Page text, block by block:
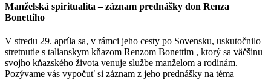
24.3.
16:30
+ Ján Floriš (1. výr.), Jozef, Viktória a Ľudovít
Vzhľadom nato, že Veľký Piatok v tomto roku je zároveň aj prvým
piatkom v mesiaci, chorých ktorých chodíme spovedať na prvý
V penzióne budeme spovedať v stredu 5. apríla.
Manželská spiritualita – záznam prednášky don Renza
Bonettiho
V stredu 29. apríla sa, v rámci jeho cesty po Sovensku, uskutočnilo
stretnutie s talianskym kňazom Renzom Bonettim , ktorý sa väčšinu
svojho kňazského života venuje službe manželom a rodinám.
Pozývame vás vypočuť si záznam z jeho prednášky na téma